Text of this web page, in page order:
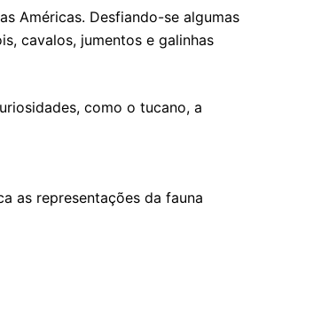
Américas. Desfiando-se algumas
cavalos, jumentos e galinhas
como o tucano, a
as representações da fauna